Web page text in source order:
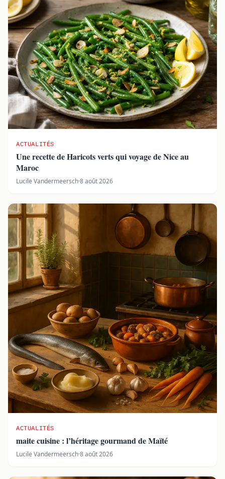
ACTUALITÉS
Une recette de Haricots verts qui voyage de Nice au
Maroc
Lucile Vandermeersch·8 août 2026
ACTUALITÉS
maite cuisine : l’héritage gourmand de Maïté
Lucile Vandermeersch·8 août 2026